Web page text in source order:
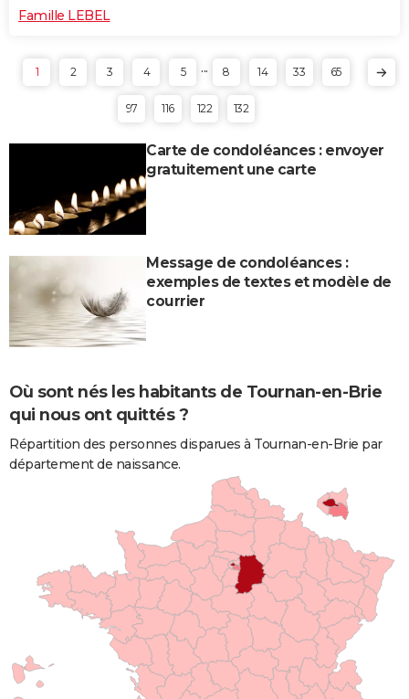
Famille LEBEL
1 2 3 4 5 ... 8 14 33 65
97 116 122 132
Carte de condoléances : envoyer
gratuitement une carte
Message de condoléances :
exemples de textes et modèle de
courrier
Où sont nés les habitants de Tournan-en-Brie
qui nous ont quittés ?
Répartition des personnes disparues à Tournan-en-Brie par
département de naissance.